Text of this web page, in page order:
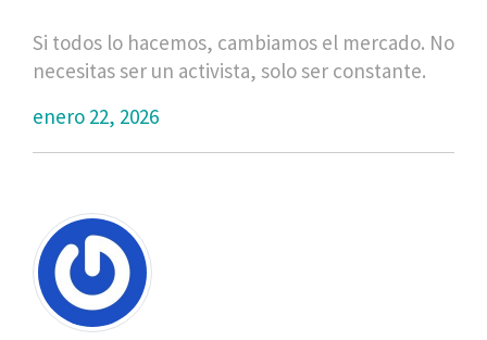
Si todos lo hacemos, cambiamos el mercado. No
necesitas ser un activista, solo ser constante.
enero 22, 2026